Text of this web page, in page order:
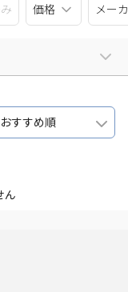
価格 メー
おすすめ順
ん